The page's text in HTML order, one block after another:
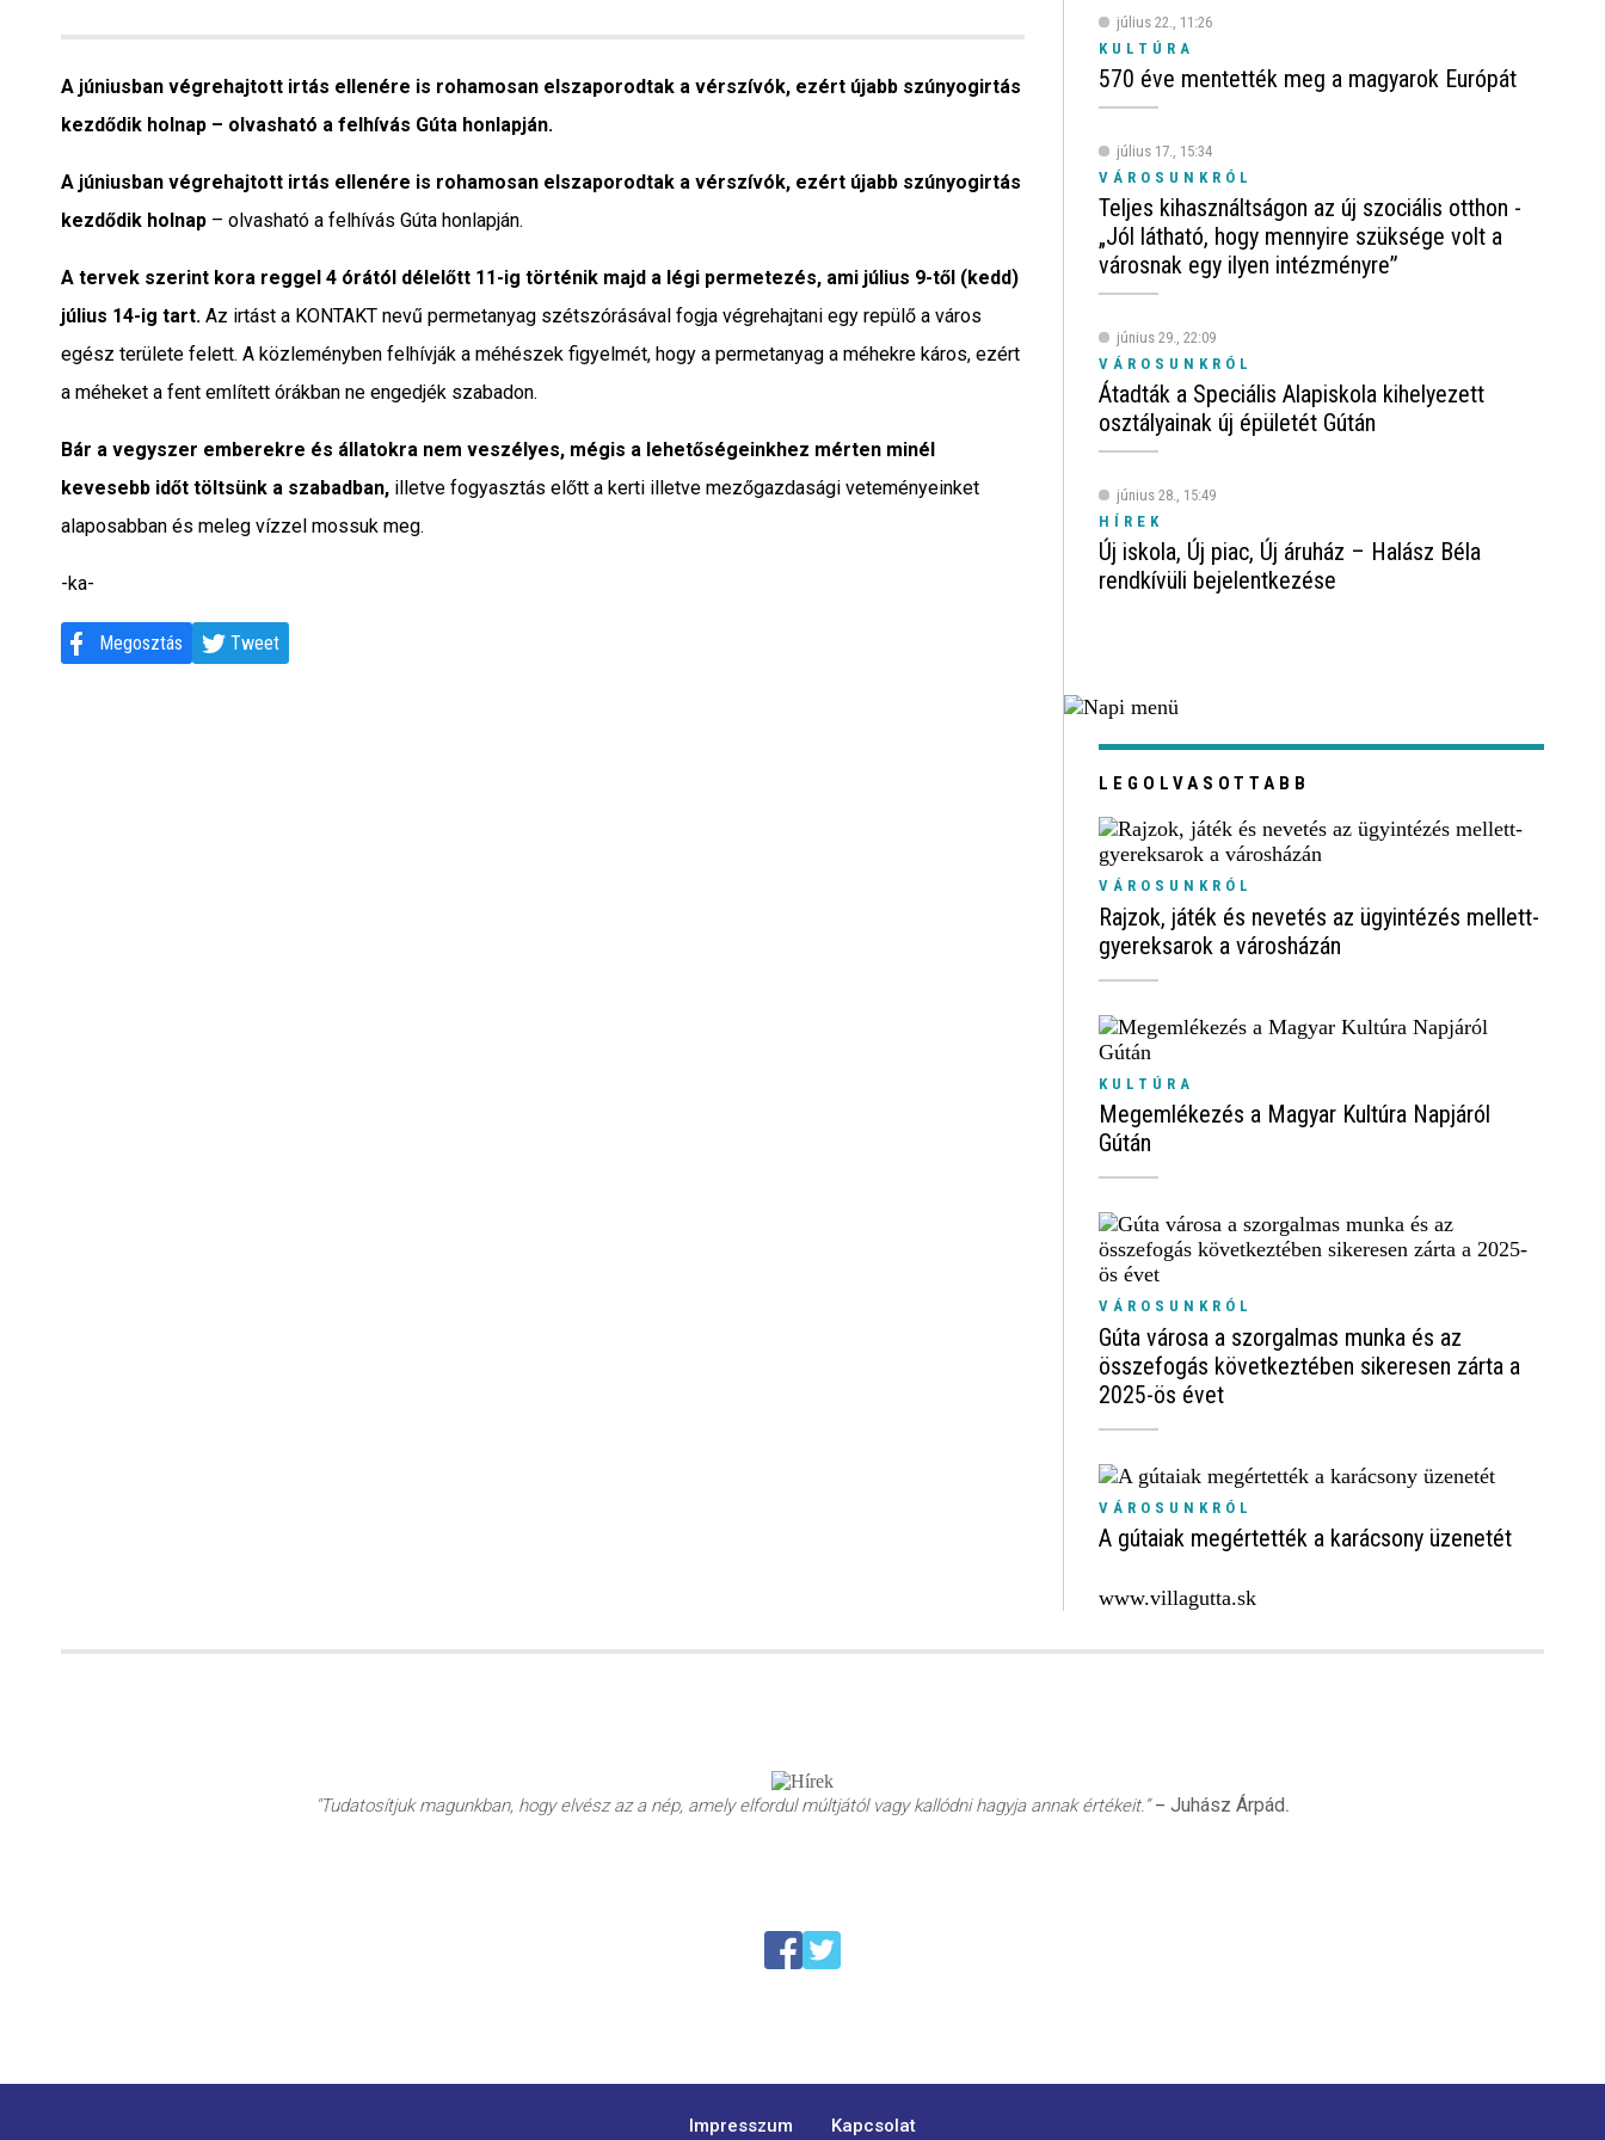
Gyereksarok
PR
Sport
Kapcsolat
A júniusban végrehajtott irtás ellenére is rohamosan elszaporodtak a vérszívók, ezért újabb szúnyogirtás
kezdődik holnap – olvasható a felhívás Gúta honlapján.
A júniusban végrehajtott irtás ellenére is rohamosan elszaporodtak a vérszívók, ezért újabb szúnyogirtás
kezdődik holnap – olvasható a felhívás Gúta honlapján.
A tervek szerint kora reggel 4 órától délelőtt 11-ig történik majd a légi permetezés, ami július 9-től (kedd)
július 14-ig tart. Az irtást a KONTAKT nevű permetanyag szétszórásával fogja végrehajtani egy repülő a város
egész területe felett. A közleményben felhívják a méhészek figyelmét, hogy a permetanyag a méhekre káros, ezért
a méheket a fent említett órákban ne engedjék szabadon.
Bár a vegyszer emberekre és állatokra nem veszélyes, mégis a lehetőségeinkhez mérten minél
kevesebb időt töltsünk a szabadban, illetve fogyasztás előtt a kerti illetve mezőgazdasági veteményeinket
alaposabban és meleg vízzel mossuk meg.
-ka-
Megosztás Tweet
LEGOLVASOTTABB
VÁROSUNKRÓL
Rajzok, játék és nevetés az ügyintézés mellett-
gyereksarok a városházán
KULTÚRA
Megemlékezés a Magyar Kultúra Napjáról
Gútán
VÁROSUNKRÓL
Gúta városa a szorgalmas munka és az
összefogás következtében sikeresen zárta a
2025-ös évet
VÁROSUNKRÓL
A gútaiak megértették a karácsony üzenetét
július 22., 11:26
KULTÚRA
570 éve mentették meg a magyarok Európát
július 17., 15:34
VÁROSUNKRÓL
Teljes kihasználtságon az új szociális otthon -
„Jól látható, hogy mennyire szüksége volt a
városnak egy ilyen intézményre”
június 29., 22:09
VÁROSUNKRÓL
Átadták a Speciális Alapiskola kihelyezett
osztályainak új épületét Gútán
június 28., 15:49
HÍREK
Új iskola, Új piac, Új áruház – Halász Béla
rendkívüli bejelentkezése
www.villagutta.sk
"Tudatosítjuk magunkban, hogy elvész az a nép, amely elfordul múltjától vagy kallódni hagyja annak értékeit.”– Juhász Árpád.
Impresszum Kapcsolat